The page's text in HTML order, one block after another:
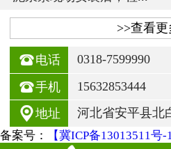
>>查看更
电话 0318-7599990
手机 15632853444
地址 河北省安平县北
备案号： 【冀ICP备13013511号-1